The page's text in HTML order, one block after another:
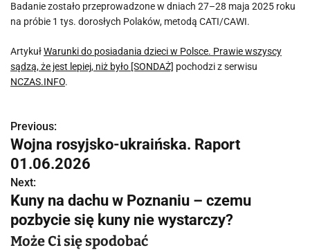
Badanie zostało przeprowadzone w dniach 27–28 maja 2025 roku
na próbie 1 tys. dorosłych Polaków, metodą CATI/CAWI.
ArtykułWarunki do posiadania dzieci w Polsce. Prawie wszyscy
sądzą, że jest lepiej, niż było [SONDAŻ] pochodzi z serwisu
NCZAS.INFO.
N
a
w
i
g
Previous:
Wojna rosyjsko-ukraińska. Raport
01.06.2026
Next:
Kuny na dachu w Poznaniu – czemu
pozbycie się kuny nie wystarczy?
Może Ci się spodobać